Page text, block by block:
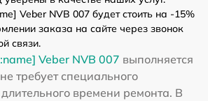
Veber NVB 007 будет стоить на -15%
заказа на сайте через звонок
связи.
Veber NVB 007 выполняется
требует специального
времени ремонта. В